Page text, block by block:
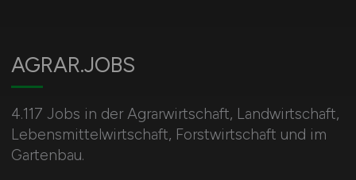
AGRAR.JOBS
4.117 Jobs in der Agrarwirtschaft, Landwirtschaft,
Lebensmittelwirtschaft, Forstwirtschaft und im
Gartenbau.